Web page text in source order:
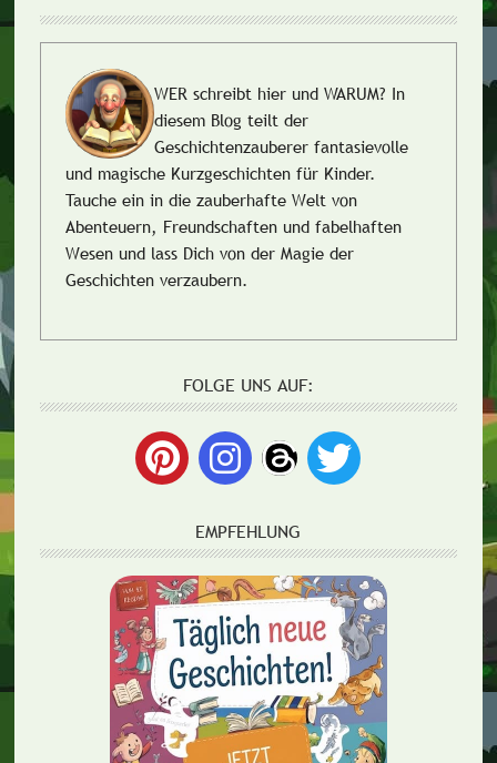
WER schreibt hier und WARUM? In
diesem Blog teilt der
Geschichtenzauberer fantasievolle
und magische Kurzgeschichten für Kinder.
Tauche ein in die zauberhafte Welt von
Abenteuern, Freundschaften und fabelhaften
Wesen und lass Dich von der Magie der
Geschichten verzaubern.
FOLGE UNS AUF:
EMPFEHLUNG